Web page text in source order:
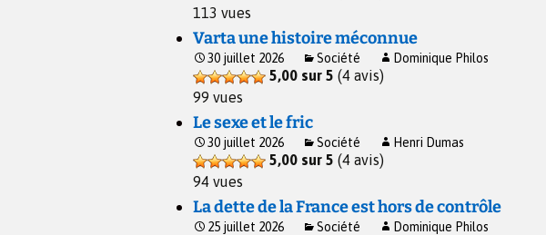
113 vues
Varta une histoire méconnue
30 juillet 2026 Société Dominique Philos
5,00 sur 5 (4 avis)
99 vues
Le sexe et le fric
30 juillet 2026 Société Henri Dumas
5,00 sur 5 (4 avis)
94 vues
La dette de la France est hors de contrôle
25 juillet 2026 Société Dominique Philos